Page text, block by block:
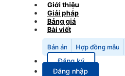
Giới thiệu
Giải pháp
Bảng giá
Bài viết
Bản án Hợp đồng mẫu
Đăng ký
Đăng nhập